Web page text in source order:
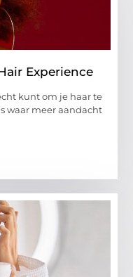
Experience
kunt om je haar te
waar meer aandacht